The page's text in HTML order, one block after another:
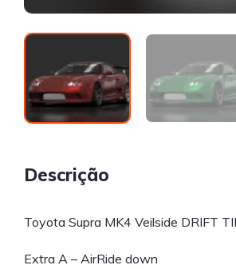
Descrição
Toyota Supra MK4 Veilside DRIFT
Extra A – AirRide down